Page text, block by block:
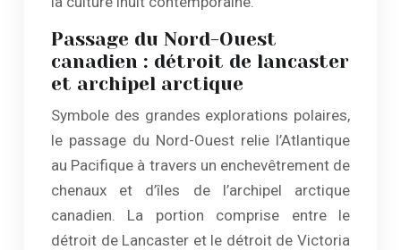
Passage du Nord-Ouest
canadien : détroit de lancaster
et archipel arctique
Symbole des grandes explorations polaires,
le passage du Nord-Ouest relie l’Atlantique
au Pacifique à travers un enchevêtrement de
chenaux et d’îles de l’archipel arctique
canadien. La portion comprise entre le
détroit de Lancaster et le détroit de Victoria